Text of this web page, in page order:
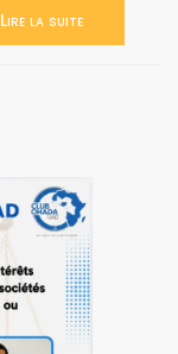
Lire la suite